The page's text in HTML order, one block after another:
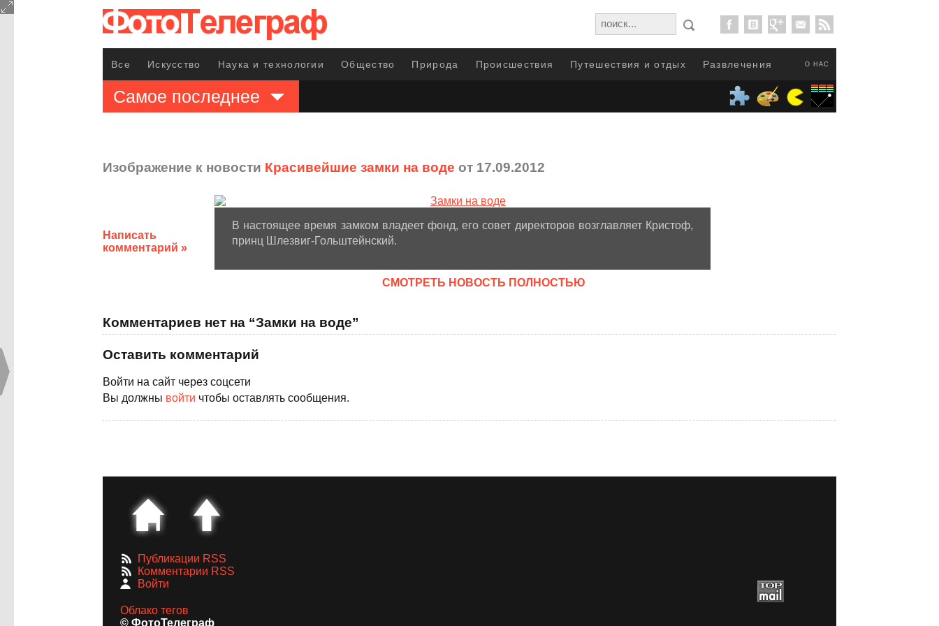
О НАС
Все Искусство Наука и технологии Общество Природа Происшествия Путешествия и отдых Развлечения
Самое последнее
Изображение к новости Красивейшие замки на воде от 17.09.2012
Написать
комментарий »
В настоящее время замком владеет фонд, его совет директоров возглавляет Кристоф,
принц Шлезвиг-Гольштейнский.
CМОТРЕТЬ НОВОСТЬ ПОЛНОСТЬЮ
Комментариев нет на “Замки на воде”
Оставить комментарий
Войти на сайт через соцсети
Вы должны войти чтобы оставлять сообщения.
Публикации RSS
Комментарии RSS
Войти
Облако тегов
© ФотоТелеграф